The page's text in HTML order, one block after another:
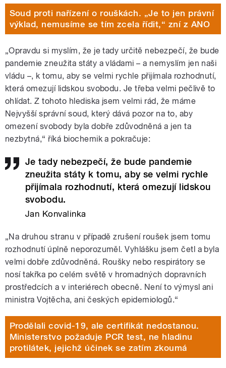
Soud proti nařízení o rouškách. „Je to jen právní
výklad, nemusíme se tím zcela řídit,“ zní z ANO
„Opravdu si myslím, že je tady určitě nebezpečí, že bude
pandemie zneužita státy a vládami – a nemyslím jen naši
vládu –, k tomu, aby se velmi rychle přijímala rozhodnutí,
která omezují lidskou svobodu. Je třeba velmi pečlivě to
ohlídat. Z tohoto hlediska jsem velmi rád, že máme
Nejvyšší správní soud, který dává pozor na to, aby
omezení svobody byla dobře zdůvodněná a jen ta
nezbytná,“ říká biochemik a pokračuje:
Je tady nebezpečí, že bude pandemie
zneužita státy k tomu, aby se velmi rychle
přijímala rozhodnutí, která omezují lidskou
svobodu.
Jan Konvalinka
„Na druhou stranu v případě zrušení roušek jsem tomu
rozhodnutí úplně neporozuměl. Vyhlášku jsem četl a byla
velmi dobře zdůvodněná. Roušky nebo respirátory se
nosí takřka po celém světě v hromadných dopravních
prostředcích a v interiérech obecně. Není to výmysl ani
ministra Vojtěcha, ani českých epidemiologů.“
Prodělali covid-19, ale certifikát nedostanou.
Ministerstvo požaduje PCR test, ne hladinu
protilátek, jejichž účinek se zatím zkoumá